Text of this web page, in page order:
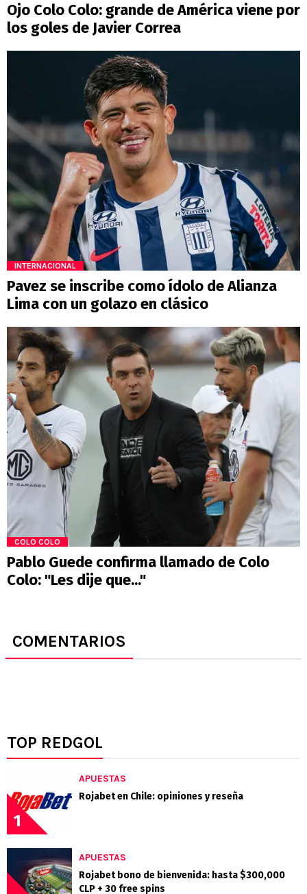
Ojo Colo Colo: grande de América viene por
los goles de Javier Correa
INTERNACIONAL
Pavez se inscribe como ídolo de Alianza
Lima con un golazo en clásico
COLO COLO
Pablo Guede confirma llamado de Colo
Colo: "Les dije que..."
COMENTARIOS
TOP REDGOL
1
APUESTAS
Rojabet en Chile: opiniones y reseña
APUESTAS
Rojabet bono de bienvenida: hasta $300,000
CLP + 30 free spins